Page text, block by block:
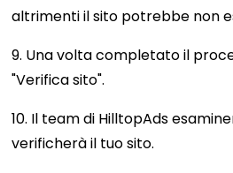
altrimenti il ​​sito potrebbe non
9. Una volta completato il
"Verifica sito".
10. Il team di HilltopAds
verificherà il tuo sito.